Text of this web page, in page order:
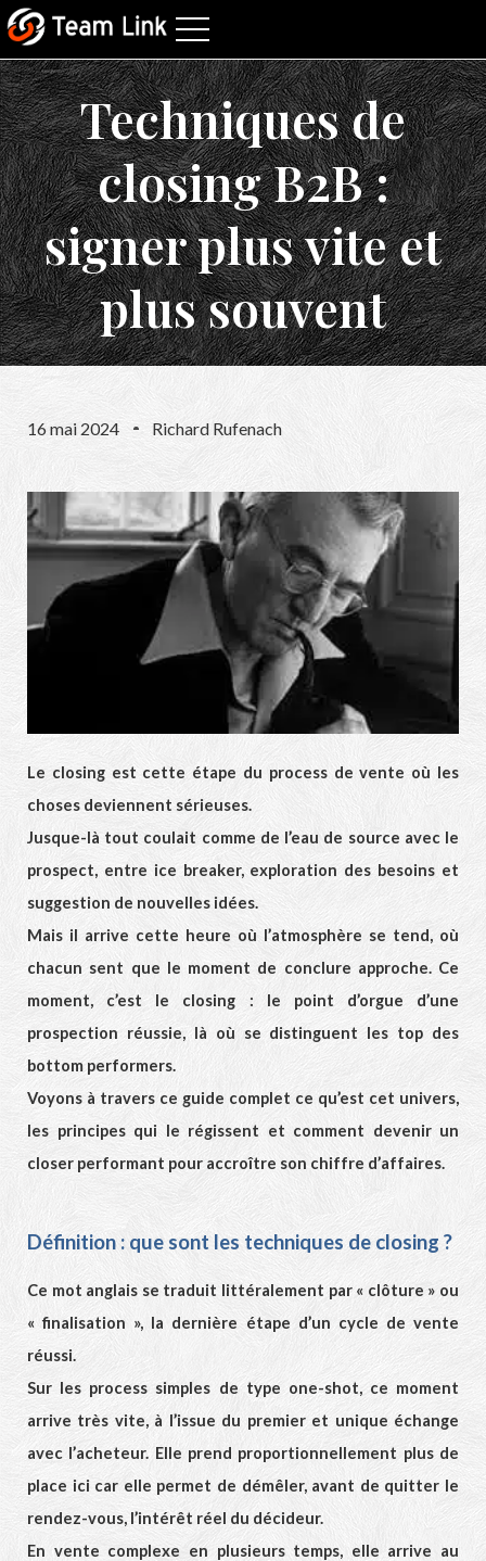
Techniques de
closing B2B :
signer plus vite et
plus souvent
16 mai 2024 Richard Rufenach
Le closing est cette étape du process de vente où les
choses deviennent sérieuses.
Jusque-là tout coulait comme de l’eau de source avec le
prospect, entre ice breaker, exploration des besoins et
suggestion de nouvelles idées.
Mais il arrive cette heure où l’atmosphère se tend, où
chacun sent que le moment de conclure approche. Ce
moment, c’est le closing : le point d’orgue d’une
prospection réussie, là où se distinguent les top des
bottom performers.
Voyons à travers ce guide complet ce qu’est cet univers,
les principes qui le régissent et comment devenir un
closer performant pour accroître son chiffre d’affaires.
Définition : que sont les techniques de closing ?
Ce mot anglais se traduit littéralement par « clôture » ou
« finalisation », la dernière étape d’un cycle de vente
réussi.
Sur les process simples de type one-shot, ce moment
arrive très vite, à l’issue du premier et unique échange
avec l’acheteur. Elle prend proportionnellement plus de
place ici car elle permet de démêler, avant de quitter le
rendez-vous, l’intérêt réel du décideur.
En vente complexe en plusieurs temps, elle arrive au